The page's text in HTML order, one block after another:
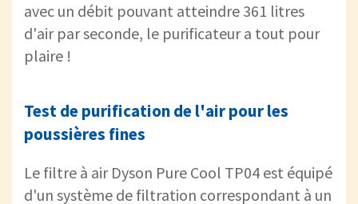
avec un débit pouvant atteindre 361 litres
d'air par seconde, le purificateur a tout pour
plaire !
Test de purification de l'air pour les
poussières fines
Le filtre à air Dyson Pure Cool TP04 est équipé
d'un système de filtration correspondant à un